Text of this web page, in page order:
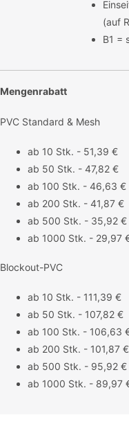
(auf
B1 =
Mengenrabatt
PVC Standard & Mesh
ab 10 Stk. - 51,39 €
ab 50 Stk. - 47,82 €
ab 100 Stk. - 46,63 €
ab 200 Stk. - 41,87 €
ab 500 Stk. - 35,92 €
ab 1000 Stk. - 29,97
Blockout-PVC
ab 10 Stk. - 111,39 €
ab 50 Stk. - 107,82 €
ab 100 Stk. - 106,63
ab 200 Stk. - 101,87 €
ab 500 Stk. - 95,92 €
ab 1000 Stk. - 89,97